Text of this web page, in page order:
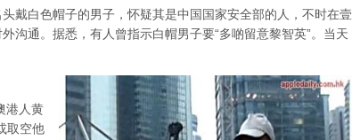
戴白色帽子的男子，怀疑其是中国国家安全部的人，不时在壹
沟通。据悉，有人曾指示白帽男子要“多啲留意黎智英”。当天
港人黄
取空他